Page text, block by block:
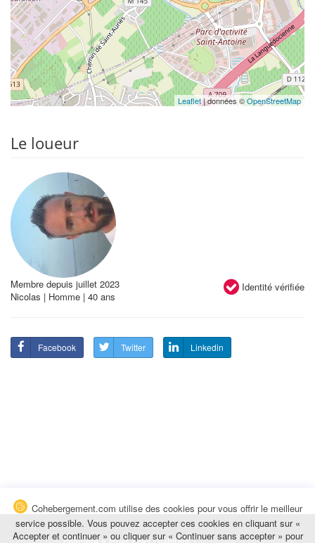
Leaflet| données ©OpenStreetMap
Le loueur
Identité vérifiée
Membre depuis juillet 2023
Nicolas | Homme | 40 ans
Facebook Twitter Linkedin
Cohebergement.com utilise des cookies pour vous offrir le meilleur
service possible. Vous pouvez accepter ces cookies en cliquant sur «
Accepter et continuer » ou cliquer sur « Continuer sans accepter » pour